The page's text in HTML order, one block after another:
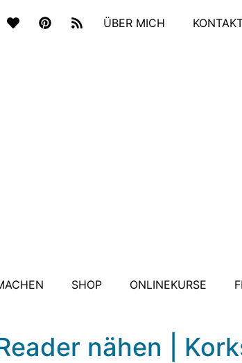
ÜBER MICH
SHOP ONLINEKURSE
nähen |